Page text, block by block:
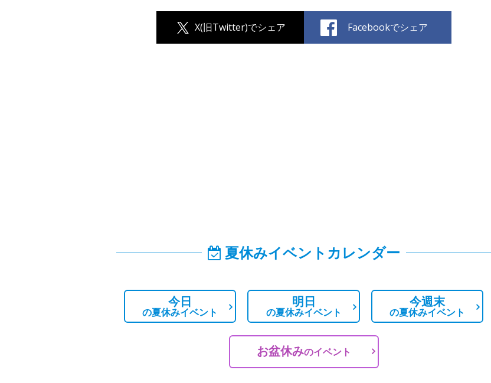
X(旧Twitter)でシェア Facebookでシェア
夏休みイベントカレンダー
今日
の夏休みイベント
明日
の夏休みイベント
今週末
の夏休みイベント
お盆休みのイベント